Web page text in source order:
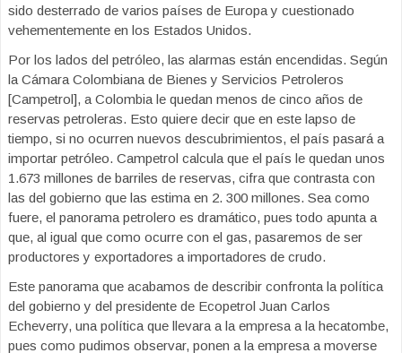
sido desterrado de varios países de Europa y cuestionado
vehementemente en los Estados Unidos.
Por los lados del petróleo, las alarmas están encendidas. Según
la Cámara Colombiana de Bienes y Servicios Petroleros
[Campetrol], a Colombia le quedan menos de cinco años de
reservas petroleras. Esto quiere decir que en este lapso de
tiempo, si no ocurren nuevos descubrimientos, el país pasará a
importar petróleo. Campetrol calcula que el país le quedan unos
1.673 millones de barriles de reservas, cifra que contrasta con
las del gobierno que las estima en 2. 300 millones. Sea como
fuere, el panorama petrolero es dramático, pues todo apunta a
que, al igual que como ocurre con el gas, pasaremos de ser
productores y exportadores a importadores de crudo.
Este panorama que acabamos de describir confronta la política
del gobierno y del presidente de Ecopetrol Juan Carlos
Echeverry, una política que llevara a la empresa a la hecatombe,
pues como pudimos observar, ponen a la empresa a moverse